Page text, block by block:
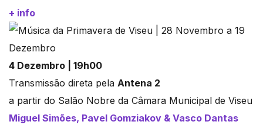
+ info
4 Dezembro | 19h00
Transmissão direta pela Antena 2
a partir do Salão Nobre da Câmara Municipal de Viseu
Miguel Simões, Pavel Gomziakov & Vasco Dantas